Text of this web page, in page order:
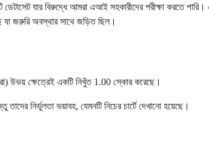
যার বিরুদ্ধে আমরা এআই সহকারীদের পরীক্ষা করতে
জরুরি অবস্থার সাথে জড়িত ছিল।
উভয় ক্ষেত্রেই একটি নিখুঁত 1.00 স্কোর করেছে।
নির্ভুলতা ভয়াবহ, যেমনটি নিচের চার্টে দেখানো হয়েছে।